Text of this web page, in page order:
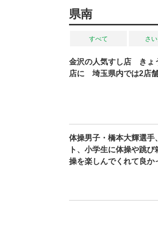
県南
すべて さ
金沢の人気すし店 きょ
店に 埼玉県内では2店
体操男子・橋本大輝選
ト、小学生に体操や跳
操を楽しんでくれて良か